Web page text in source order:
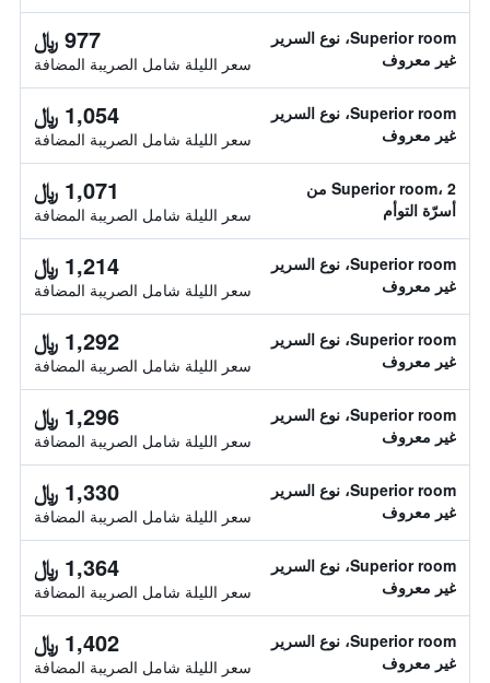
Superior room، نوع السرير
غير معروف
977 ﷼
سعر الليلة شامل الصريبة المضافة
Superior room، نوع السرير
غير معروف
1,054 ﷼
سعر الليلة شامل الصريبة المضافة
Superior room، 2 من
أسرّة التوأم
1,071 ﷼
سعر الليلة شامل الصريبة المضافة
Superior room، نوع السرير
غير معروف
1,214 ﷼
سعر الليلة شامل الصريبة المضافة
Superior room، نوع السرير
غير معروف
1,292 ﷼
سعر الليلة شامل الصريبة المضافة
Superior room، نوع السرير
غير معروف
1,296 ﷼
سعر الليلة شامل الصريبة المضافة
Superior room، نوع السرير
غير معروف
1,330 ﷼
سعر الليلة شامل الصريبة المضافة
Superior room، نوع السرير
غير معروف
1,364 ﷼
سعر الليلة شامل الصريبة المضافة
Superior room، نوع السرير
غير معروف
1,402 ﷼
سعر الليلة شامل الصريبة المضافة